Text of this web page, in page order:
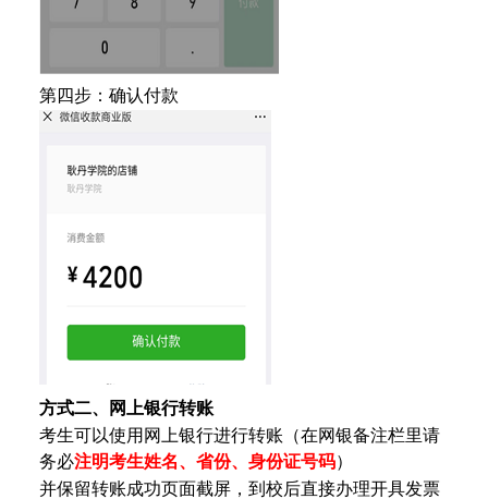
第四步：确认付款
方式二、网上银行转账
考生可以使用网上银行进行转账（在网银备注栏里请
务必注明考生姓名、 省份、身份证号码）
并保留转账成功页面截屏，到校后直接办理开具发票